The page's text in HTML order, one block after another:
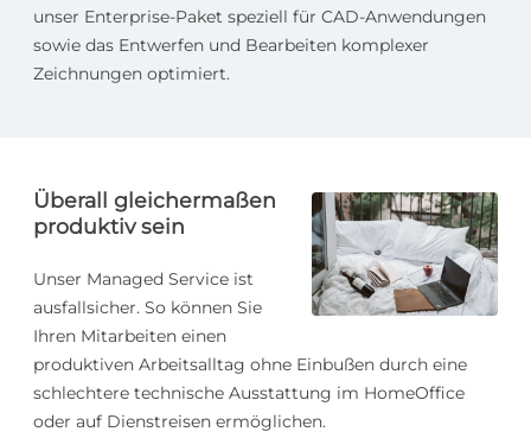
unser Enterprise-Paket speziell für CAD-Anwendungen
sowie das Entwerfen und Bearbeiten komplexer
Zeichnungen optimiert.
Überall gleichermaßen
produktiv sein
Unser Managed Service ist
ausfallsicher. So können Sie
Ihren Mitarbeiten einen
produktiven Arbeitsalltag ohne Einbußen durch eine
schlechtere technische Ausstattung im HomeOffice
oder auf Dienstreisen ermöglichen.